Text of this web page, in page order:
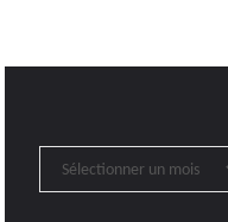
Archives